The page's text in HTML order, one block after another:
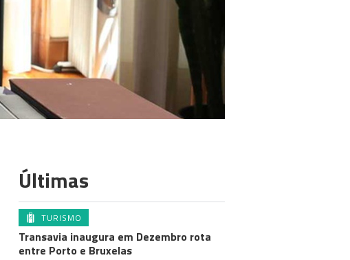
Últimas
TURISMO
Transavia inaugura em Dezembro rota
entre Porto e Bruxelas